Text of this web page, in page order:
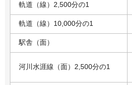
軌道（線）2,500分の1
軌道（線）10,000分の1
駅舎（面）
河川水涯線（面）2,500分の1